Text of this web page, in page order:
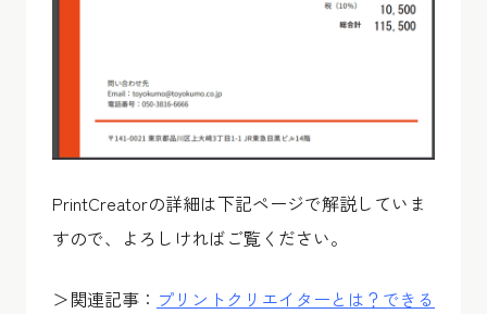
PrintCreatorの詳細は下記ページで解説していま
すので、よろしければご覧ください。
＞関連記事： プリントクリエイターとは？できる